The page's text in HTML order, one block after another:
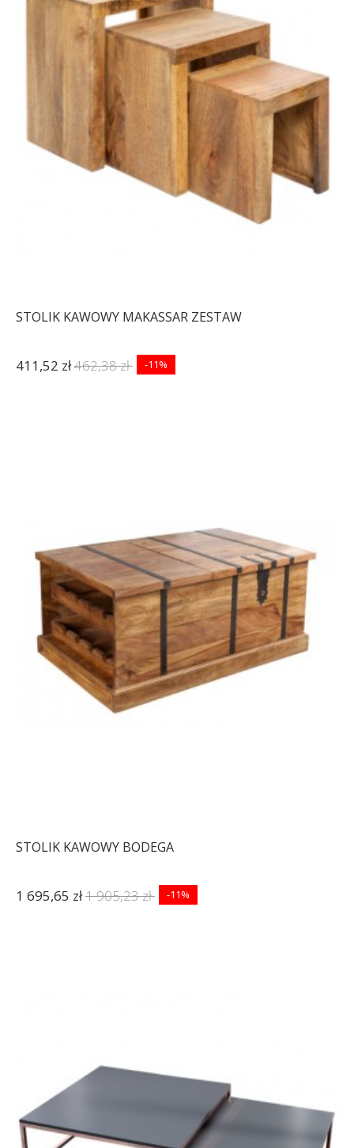
ZESTAW STOLIKÓW
KAWOWYCH DICE SZARY
1 743,06 zł
ZESTAW STOLIKÓW
KAWOWYCH DICE BIAŁY
805,03 zł993,86 zł
STOLIK KAWOWY MAKASSAR ZESTAW
411,52 zł462,38 zł -11%
STOLIK KAWOWY BODEGA
1 695,65 zł1 905,23 zł -11%